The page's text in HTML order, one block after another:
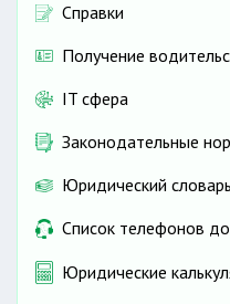
Справки
Получение
IT сфера
Законодательные
Юридический словарь
Список телефонов
Юридические